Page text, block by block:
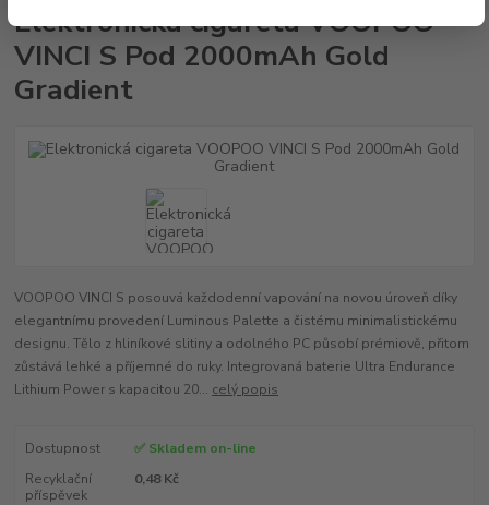
Elektronická cigareta VOOPOO
VINCI S Pod 2000mAh Gold
Gradient
VOOPOO VINCI S posouvá každodenní vapování na novou úroveň díky
elegantnímu provedení Luminous Palette a čistému minimalistickému
designu. Tělo z hliníkové slitiny a odolného PC působí prémiově, přitom
zůstává lehké a příjemné do ruky. Integrovaná baterie Ultra Endurance
Lithium Power s kapacitou 20... celý popis
Dostupnost
✅ Skladem on-line
Recyklační
příspěvek
0,48 Kč